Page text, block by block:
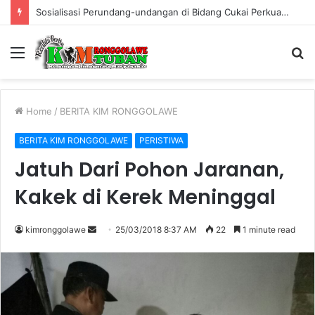
Sosialisasi Perundang-undangan di Bidang Cukai Perkuat Komitmen Berantas Rokok Ilegal di Kabupaten Tuban
Menu
Home / BERITA KIM RONGGOLAWE
BERITA KIM RONGGOLAWE PERISTIWA
Jatuh Dari Pohon Jaranan,
Kakek di Kerek Meninggal
kimronggolawe
n
25/03/2018 8:37 AM 22 1 minute read